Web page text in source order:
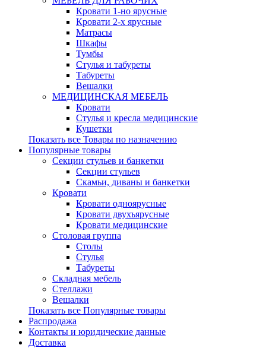
Кровати 1-но ярусные
Кровати 2-х ярусные
Матрасы
Шкафы
Тумбы
Стулья и табуреты
Табуреты
Вешалки
МЕДИЦИНСКАЯ МЕБЕЛЬ
Кровати
Стулья и кресла медицинские
Кушетки
Показать все Товары по назначению
Популярные товары
Секции стульев и банкетки
Секции стульев
Скамьи, диваны и банкетки
Кровати
Кровати одноярусные
Кровати двухъярусные
Кровати медицинские
Столовая группа
Столы
Стулья
Табуреты
Складная мебель
Стеллажи
Вешалки
Показать все Популярные товары
Распродажа
Контакты и юридические данные
Доставка